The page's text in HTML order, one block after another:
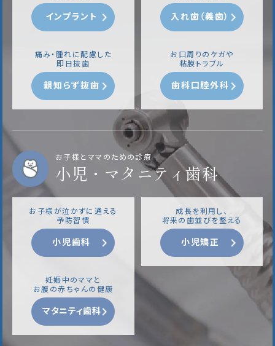
インプラント 入れ歯（義歯）
痛み・腫れに配慮した
即日抜歯
親知らず抜歯
お口周りのケガや
粘膜トラブル
歯科口腔外科
お子様とママのための診療
小児・マタニティ歯科
お子様が泣かずに通える
予防習慣
小児歯科
成長を利用し、
将来の歯並びを整える
小児矯正
妊娠中のママと
お腹の赤ちゃんの健康
マタニティ歯科